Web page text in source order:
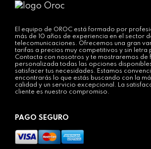
El equipo de OROC está formado por
más de 10 años de experiencia en el sector
telecomunicaciones. Ofrecemos una gran
tarifas a precios muy competitivos y sin letra
Contacta con nosotros y te mostraremos de
personalizada todas las opciones
satisfacer tus necesidades. Estamos
encontrarás lo que estás buscando con la
calidad y un servicio excepcional. La
cliente es nuestro compromiso.
PAGO SEGURO